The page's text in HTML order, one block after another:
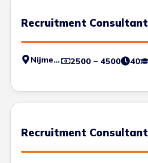
Recruitment Consultant
(Studentjob)
Nijmegen 2500 – 4500 40
Recruitment Consultant